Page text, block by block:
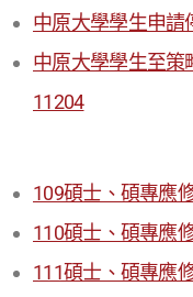
中原大學學生申請
中原大學學生至策
11204
109碩士、碩專應
110碩士、碩專應
111碩士、碩專應